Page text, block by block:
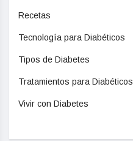
Recetas
Tecnología para Diabéticos
Tipos de Diabetes
Tratamientos para Diabéticos
Vivir con Diabetes